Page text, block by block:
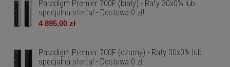
Paradigm Premier 700F (biały) - Raty 30x0% lub
specjalna oferta! - Dostawa 0 zł!
4 895,00 zł
Paradigm Premier 700F (czarny) - Raty 30x0% lub
specjalna oferta! - Dostawa 0 zł...